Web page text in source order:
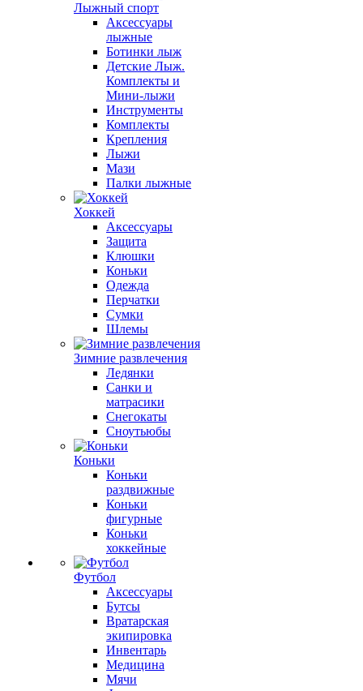
Лыжный спорт
Аксессуары
лыжные
Ботинки лыж
Детские Лыж.
Комплекты и
Мини-лыжи
Инструменты
Комплекты
Крепления
Лыжи
Мази
Палки лыжные
Хоккей
Аксессуары
Защита
Клюшки
Коньки
Одежда
Перчатки
Сумки
Шлемы
Зимние развлечения
Ледянки
Санки и
матрасики
Снегокаты
Сноутьюбы
Коньки
Коньки
раздвижные
Коньки
фигурные
Коньки
хоккейные
Футбол
Аксессуары
Бутсы
Вратарская
экипировка
Инвентарь
Медицина
Мячи